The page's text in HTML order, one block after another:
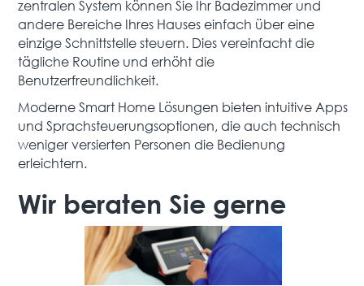
zentralen System können Sie Ihr Badezimmer und
andere Bereiche Ihres Hauses einfach über eine
einzige Schnittstelle steuern. Dies vereinfacht die
tägliche Routine und erhöht die
Benutzerfreundlichkeit.
Moderne Smart Home Lösungen bieten intuitive Apps
und Sprachsteuerungsoptionen, die auch technisch
weniger versierten Personen die Bedienung
erleichtern.
Wir beraten Sie gerne